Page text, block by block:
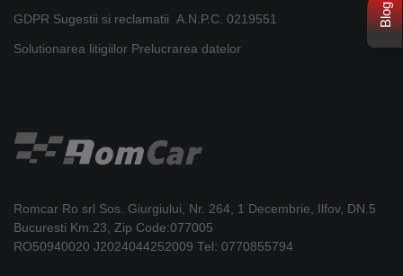
GDPR Sugestii si reclamatii A.N.P.C. 0219551
Solutionarea litigiilor Prelucrarea datelor
Romcar Ro srl Sos. Giurgiului, Nr. 264, 1 Decembrie, Ilfov, DN.5
Bucuresti Km.23, Zip Code:077005
RO50940020 J2024044252009 Tel: 0770855794
Blog